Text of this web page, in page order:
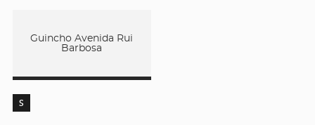
Guincho Avenida Rui
Barbosa
S